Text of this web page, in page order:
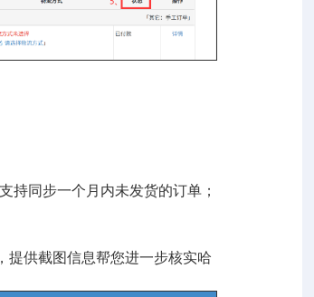
持同步一个月内未发货的订单；
提供截图信息帮您进一步核实哈